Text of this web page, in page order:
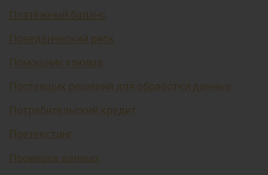
Платёжный баланс
Поведенческий риск
Помощник хокима
Поставщик решений для обработки данных
Потребительский кредит
Претекстинг
Проверка данных